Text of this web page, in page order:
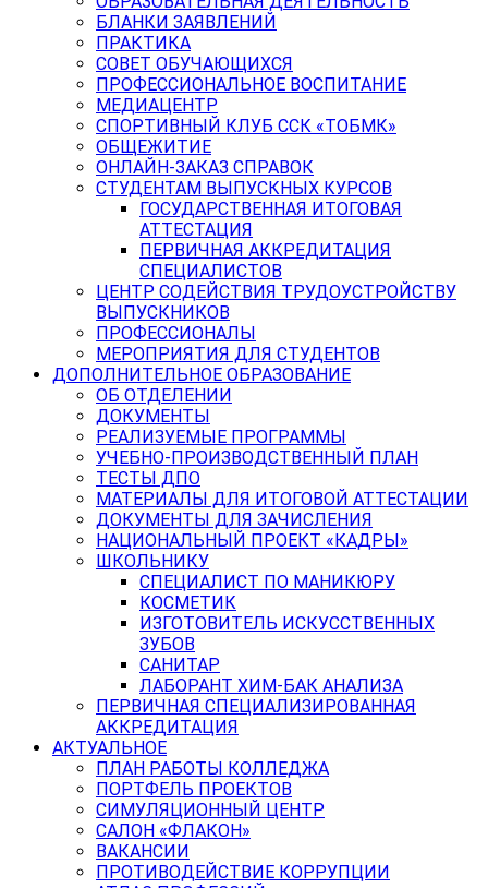
БЛАНКИ ЗАЯВЛЕНИЙ
ПРАКТИКА
СОВЕТ ОБУЧАЮЩИХСЯ
ПРОФЕССИОНАЛЬНОЕ ВОСПИТАНИЕ
МЕДИАЦЕНТР
СПОРТИВНЫЙ КЛУБ ССК «ТОБМК»
ОБЩЕЖИТИЕ
ОНЛАЙН-ЗАКАЗ СПРАВОК
СТУДЕНТАМ ВЫПУСКНЫХ КУРСОВ
ГОСУДАРСТВЕННАЯ ИТОГОВАЯ
АТТЕСТАЦИЯ
ПЕРВИЧНАЯ АККРЕДИТАЦИЯ
СПЕЦИАЛИСТОВ
ЦЕНТР СОДЕЙСТВИЯ ТРУДОУСТРОЙСТВУ
ВЫПУСКНИКОВ
ПРОФЕССИОНАЛЫ
МЕРОПРИЯТИЯ ДЛЯ СТУДЕНТОВ
ДОПОЛНИТЕЛЬНОЕ ОБРАЗОВАНИЕ
ОБ ОТДЕЛЕНИИ
ДОКУМЕНТЫ
РЕАЛИЗУЕМЫЕ ПРОГРАММЫ
УЧЕБНО-ПРОИЗВОДСТВЕННЫЙ ПЛАН
ТЕСТЫ ДПО
МАТЕРИАЛЫ ДЛЯ ИТОГОВОЙ АТТЕСТАЦИИ
ДОКУМЕНТЫ ДЛЯ ЗАЧИСЛЕНИЯ
НАЦИОНАЛЬНЫЙ ПРОЕКТ «КАДРЫ»
ШКОЛЬНИКУ
СПЕЦИАЛИСТ ПО МАНИКЮРУ
КОСМЕТИК
ИЗГОТОВИТЕЛЬ ИСКУССТВЕННЫХ
ЗУБОВ
САНИТАР
ЛАБОРАНТ ХИМ-БАК АНАЛИЗА
ПЕРВИЧНАЯ СПЕЦИАЛИЗИРОВАННАЯ
АККРЕДИТАЦИЯ
АКТУАЛЬНОЕ
ПЛАН РАБОТЫ КОЛЛЕДЖА
ПОРТФЕЛЬ ПРОЕКТОВ
СИМУЛЯЦИОННЫЙ ЦЕНТР
САЛОН «ФЛАКОН»
ВАКАНСИИ
ПРОТИВОДЕЙСТВИЕ КОРРУПЦИИ